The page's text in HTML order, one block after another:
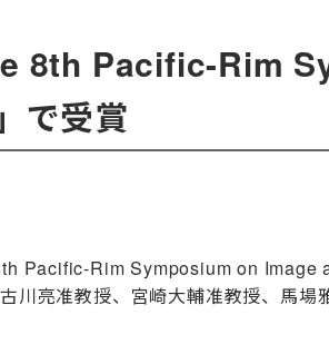
8th Pacific-Rim
で受賞
Pacific-Rim Symposium on Image
亮准教授、宮崎大輔准教授、馬場